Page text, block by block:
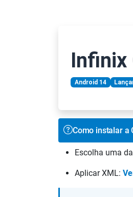
Infinix
Android 14
Como instalar a
Escolha uma
Aplicar XML: